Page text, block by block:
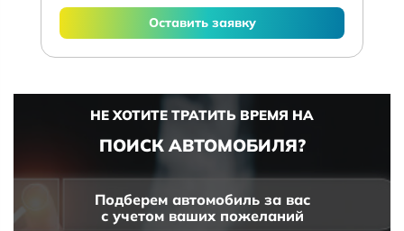
Оставить заявку
НЕ ХОТИТЕ ТРАТИТЬ ВРЕМЯ НА
ПОИСК АВТОМОБИЛЯ?
Подберем автомобиль за вас
с учетом ваших пожеланий